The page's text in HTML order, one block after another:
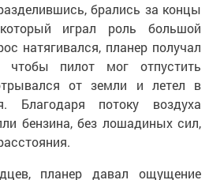
брались за концы
играл роль большой
натягивался, планер получал
чтобы пилот мог отпустить
от земли и летел в
Благодаря потоку воздуха
бензина, без лошадиных сил,
планер давал ощущение